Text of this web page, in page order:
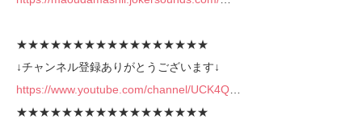
★★★★★★★★★★★★★★★★★
↓チャンネル登録ありがとうございます↓
https://www.youtube.com/channel/UCK4Q…
★★★★★★★★★★★★★★★★★